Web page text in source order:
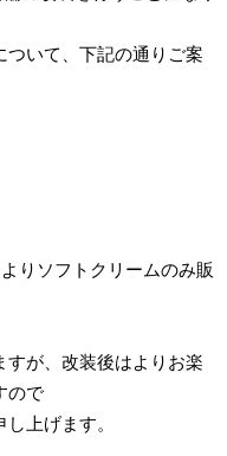
いて、下記の通りご案
りソフトクリームのみ販
すが、改装後はよりお楽
ので
上げます。